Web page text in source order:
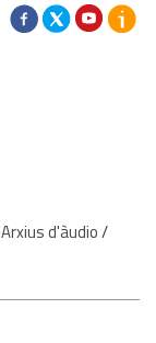
Arxius d'àudio/